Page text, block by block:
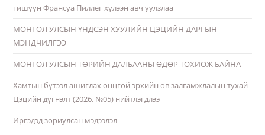
гишүүн Франсуа Пиллег хүлээн авч уулзлаа
МОНГОЛ УЛСЫН ҮНДСЭН ХУУЛИЙН ЦЭЦИЙН ДАРГЫН
МЭНДЧИЛГЭЭ
МОНГОЛ УЛСЫН ТӨРИЙН ДАЛБААНЫ ӨДӨР ТОХИОЖ БАЙНА
Хамтын бүтээл ашиглах онцгой эрхийн өв залгамжлалын тухай
Цэцийн дүгнэлт (2026, №05) нийтлэгдлээ
Иргэдэд зориулсан мэдээлэл